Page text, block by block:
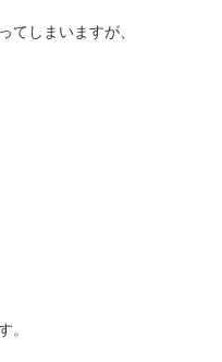
てしまいますが、
。